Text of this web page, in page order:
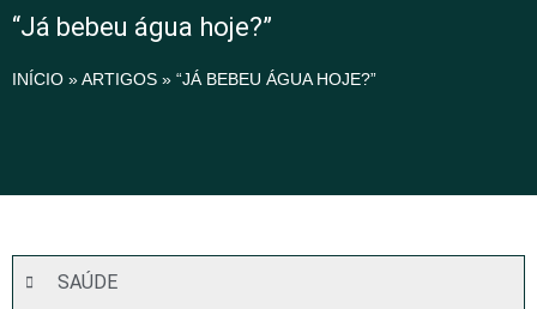
“Já bebeu água hoje?”
INÍCIO »ARTIGOS » “JÁ BEBEU ÁGUA HOJE?”
SAÚDE